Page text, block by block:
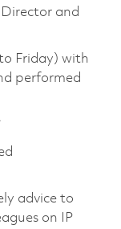
and
Friday) with
performed
advice to
on IP